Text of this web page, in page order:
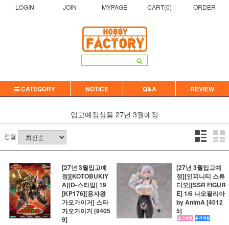
LOGIN JOIN MYPAGE CART(0) ORDER
CATEGORY NOTICE Q&A REVIEW
입고예정상품 27년 3월예정
정렬
[27년 3월입고예
정][KOTOBUKIY
A][D-스타일] 19
[KP176][용자왕
가오가이거] 스타
가오가이거 [9405
9]
[27년 3월입고예
정][인피니티 스튜
디오][SSR FIGUR
E] 1/6 나오필리아
by AnimA [4012
5]